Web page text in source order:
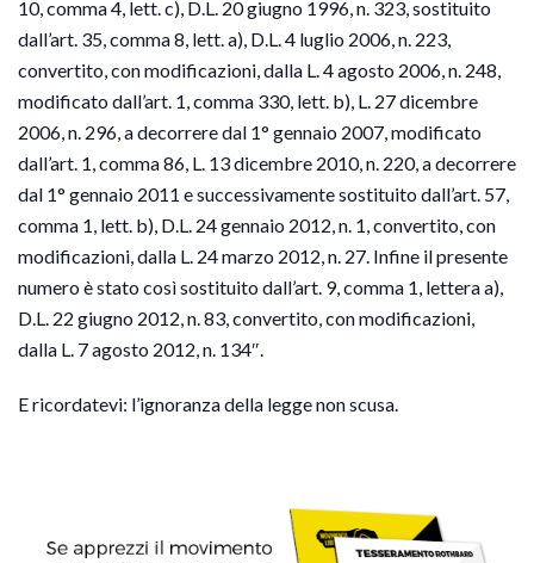
10, comma 4, lett. c), D.L. 20 giugno 1996, n. 323, sostituito
dall’art. 35, comma 8, lett. a), D.L. 4 luglio 2006, n. 223,
convertito, con modificazioni, dalla L. 4 agosto 2006, n. 248,
modificato dall’art. 1, comma 330, lett. b), L. 27 dicembre
2006, n. 296, a decorrere dal 1° gennaio 2007, modificato
dall’art. 1, comma 86, L. 13 dicembre 2010, n. 220, a decorrere
dal 1° gennaio 2011 e successivamente sostituito dall’art. 57,
comma 1, lett. b), D.L. 24 gennaio 2012, n. 1, convertito, con
modificazioni, dalla L. 24 marzo 2012, n. 27. Infine il presente
numero è stato così sostituito dall’art. 9, comma 1, lettera a),
D.L. 22 giugno 2012, n. 83, convertito, con modificazioni,
dalla L. 7 agosto 2012, n. 134″.
E ricordatevi: l’ignoranza della legge non scusa.